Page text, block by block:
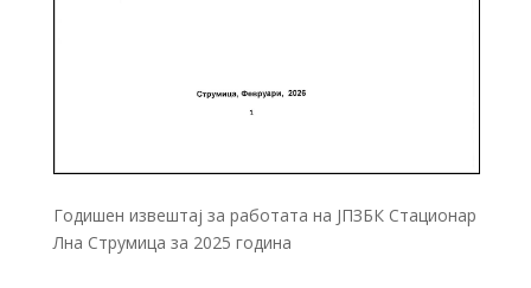
Годишен извештај за работата на ЈПЗБК Стационар
Лна Струмица за 2025 година